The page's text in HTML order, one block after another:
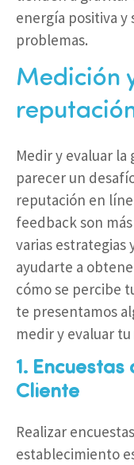
energía positiva y
problemas.
Medición
Medir y evaluar
parecer un
reputación en
feedback son
varias estrategias
ayudarte a
cómo se percibe
te presentamos
medir y evaluar
1.
Cliente
Realizar
establecimiento